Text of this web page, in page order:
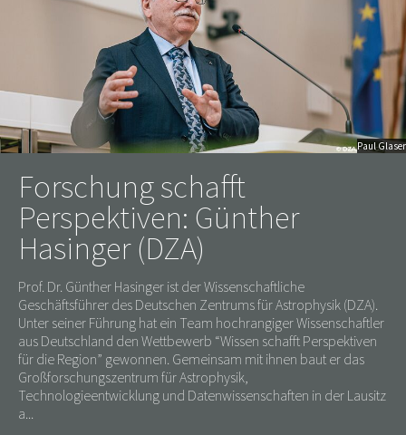
Paul Glaser
Forschung schafft
Perspektiven: Günther
Hasinger (DZA)
Prof. Dr. Günther Hasinger ist der Wissenschaftliche
Geschäftsführer des Deutschen Zentrums für Astrophysik (DZA).
Unter seiner Führung hat ein Team hochrangiger Wissenschaftler
aus Deutschland den Wettbewerb “Wissen schafft Perspektiven
für die Region” gewonnen. Gemeinsam mit ihnen baut er das
Großforschungszentrum für Astrophysik,
Technologieentwicklung und Datenwissenschaften in der Lausitz
a...